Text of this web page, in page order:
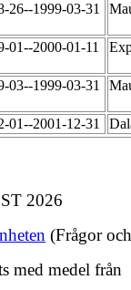
26--1999-03-31
01--2000-01-11
03--1999-03-31
01--2001-12-31
2026
(Frågor
med medel från